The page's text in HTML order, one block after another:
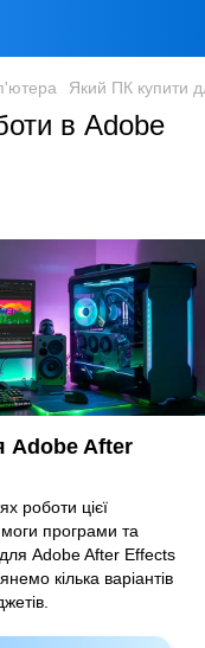
Який ПК купити
в Adobe
Adobe After
роботи цієї
програми та
Adobe After Effects
кілька варіантів